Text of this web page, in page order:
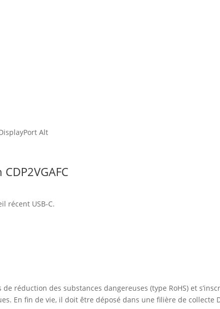
Alt
récent USB-C.
de réduction des substances dangereuses (type RoHS) et
En fin de vie, il doit être déposé dans une filière de collecte